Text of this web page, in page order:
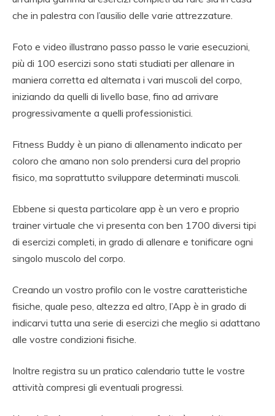
che in palestra con l’ausilio delle varie attrezzature.
Foto e video illustrano passo passo le varie esecuzioni,
più di 100 esercizi sono stati studiati per allenare in
maniera corretta ed alternata i vari muscoli del corpo,
iniziando da quelli di livello base, fino ad arrivare
progressivamente a quelli professionistici.
Fitness Buddy è un piano di allenamento indicato per
coloro che amano non solo prendersi cura del proprio
fisico, ma soprattutto sviluppare determinati muscoli.
Ebbene si questa particolare app è un vero e proprio
trainer virtuale che vi presenta con ben 1700 diversi tipi
di esercizi completi, in grado di allenare e tonificare ogni
singolo muscolo del corpo.
Creando un vostro profilo con le vostre caratteristiche
fisiche, quale peso, altezza ed altro, l’App è in grado di
indicarvi tutta una serie di esercizi che meglio si adattano
alle vostre condizioni fisiche.
Inoltre registra su un pratico calendario tutte le vostre
attività compresi gli eventuali progressi.